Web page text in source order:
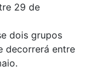
29 de
dois grupos
decorrerá entre